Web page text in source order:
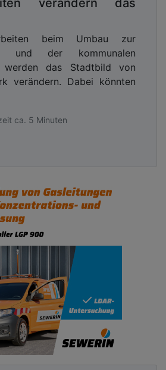
beim Umbau zur
und der kommunalen
werden das Stadtbild von
verändern. Dabei könnten
ca. 5 Minuten